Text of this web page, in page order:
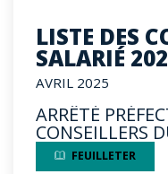
LISTE DES
SALARIÉ
AVRIL 2025
ARRÊTÉ
CONSEILLERS
FEUILLETER